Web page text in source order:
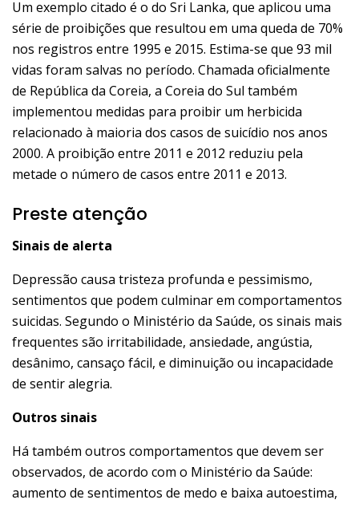
Um exemplo citado é o do Sri Lanka, que aplicou uma
série de proibições que resultou em uma queda de 70%
nos registros entre 1995 e 2015. Estima-se que 93 mil
vidas foram salvas no período. Chamada oficialmente
de República da Coreia, a Coreia do Sul também
implementou medidas para proibir um herbicida
relacionado à maioria dos casos de suicídio nos anos
2000. A proibição entre 2011 e 2012 reduziu pela
metade o número de casos entre 2011 e 2013.
Preste atenção
Sinais de alerta
Depressão causa tristeza profunda e pessimismo,
sentimentos que podem culminar em comportamentos
suicidas. Segundo o Ministério da Saúde, os sinais mais
frequentes são irritabilidade, ansiedade, angústia,
desânimo, cansaço fácil, e diminuição ou incapacidade
de sentir alegria.
Outros sinais
Há também outros comportamentos que devem ser
observados, de acordo com o Ministério da Saúde:
aumento de sentimentos de medo e baixa autoestima,